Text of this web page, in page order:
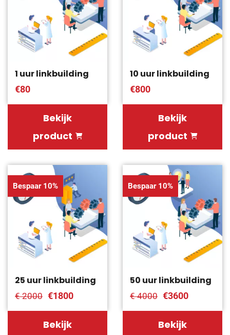
1 uur linkbuilding
€80
Bekijk
product
10 uur linkbuilding
€800
Bekijk
product
Bespaar 10%
25 uur linkbuilding
€ 2000 €1800
Bekijk
Bespaar 10%
50 uur linkbuilding
€ 4000 €3600
Bekijk